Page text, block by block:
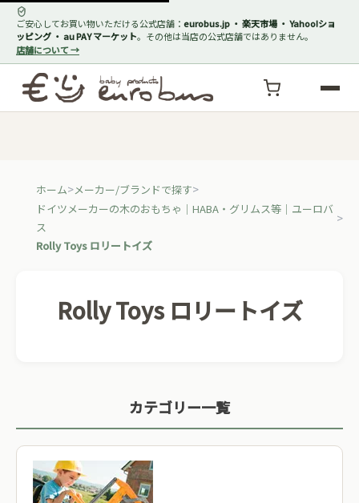
ご安心してお買い物いただける公式店舗： eurobus.jp ・ 楽天市場 ・ Yahoo!ショ
ッピング ・ au PAY マーケット。その他は当店の公式店舗ではありません。
店舗について →
ホーム メーカー/ブランドで探す
ドイツメーカーの木のおもちゃ｜HABA・グリムス等｜ユーロバ
ス
Rolly Toys ロリートイズ
Rolly Toys ロリートイズ
カテゴリー一覧